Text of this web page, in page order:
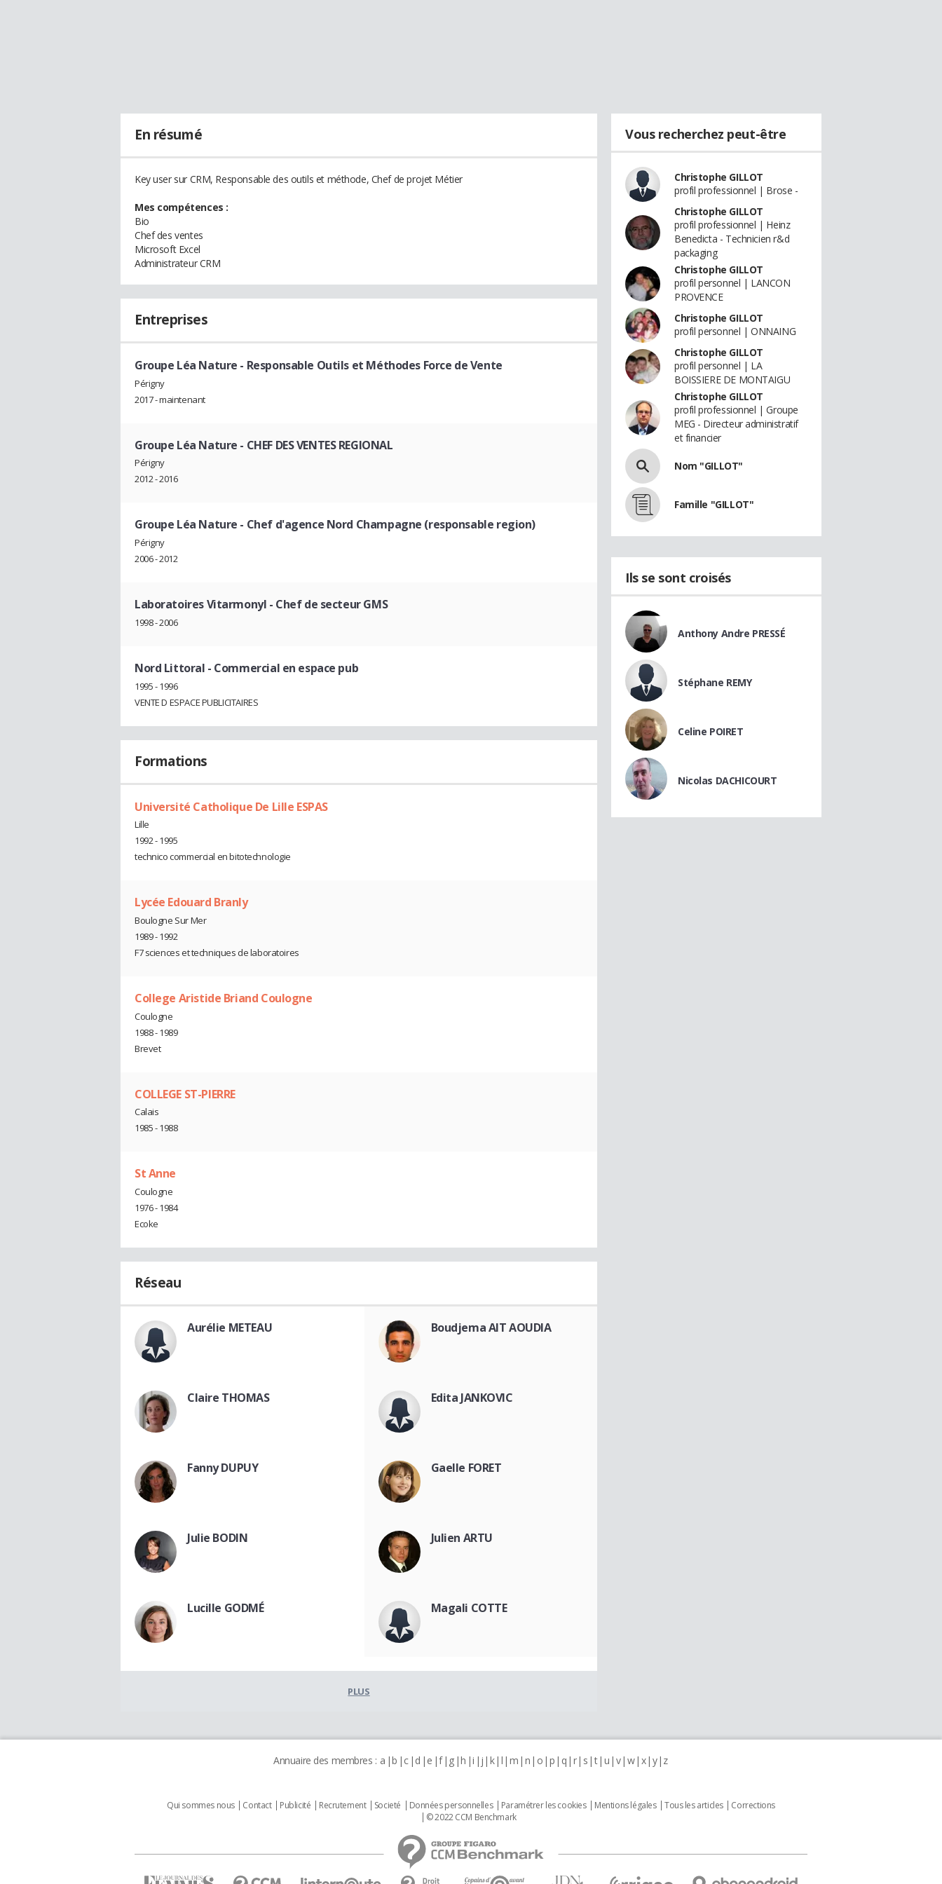
En résumé
Key user sur CRM, Responsable des outils et méthode, Chef de projet Métier
Mes compétences :
Bio
Chef des ventes
Microsoft Excel
Administrateur CRM
Entreprises
Groupe Léa Nature - Responsable Outils et Méthodes Force de Vente
Périgny
2017 - maintenant
Groupe Léa Nature - CHEF DES VENTES REGIONAL
Périgny
2012 - 2016
Groupe Léa Nature - Chef d'agence Nord Champagne (responsable region)
Périgny
2006 - 2012
Laboratoires Vitarmonyl - Chef de secteur GMS
1998 - 2006
Nord Littoral - Commercial en espace pub
1995 - 1996
VENTE D ESPACE PUBLICITAIRES
Formations
Université Catholique De Lille ESPAS
Lille
1992 - 1995
technico commercial en bitotechnologie
Lycée Edouard Branly
Boulogne Sur Mer
1989 - 1992
F7 sciences et techniques de laboratoires
College Aristide Briand Coulogne
Coulogne
1988 - 1989
Brevet
COLLEGE ST-PIERRE
Calais
1985 - 1988
St Anne
Coulogne
1976 - 1984
Ecoke
Réseau
Aurélie METEAU Boudjema AIT AOUDIA
Claire THOMAS Edita JANKOVIC
Fanny DUPUY Gaelle FORET
Julie BODIN Julien ARTU
Lucille GODMÉ Magali COTTE
PLUS
Vous recherchez peut-être
Christophe GILLOT
profil professionnel | Brose -
Christophe GILLOT
profil professionnel | Heinz
Benedicta - Technicien r&d
packaging
Christophe GILLOT
profil personnel | LANCON
PROVENCE
Christophe GILLOT
profil personnel | ONNAING
Christophe GILLOT
profil personnel | LA
BOISSIERE DE MONTAIGU
Christophe GILLOT
profil professionnel | Groupe
MEG - Directeur administratif
et financier
Nom "GILLOT"
Famille "GILLOT"
Ils se sont croisés
Anthony Andre PRESSÉ
Stéphane REMY
Celine POIRET
Nicolas DACHICOURT
Annuaire des membres : a b c d e f g h i j k l m n o p q r s t u v w x y z
Qui sommes nous Contact Publicité Recrutement Societé Données personnelles Paramétrer les cookies Mentions légales Tous les articles
Corrections
© 2022 CCM Benchmark